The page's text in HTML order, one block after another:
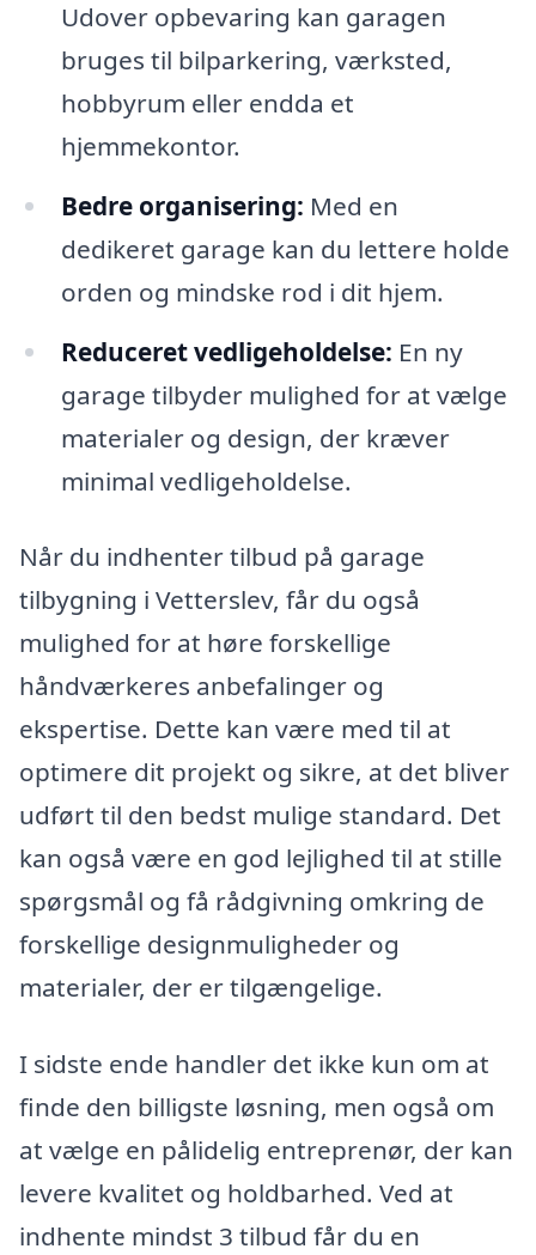
Udover opbevaring kan garagen
bruges til bilparkering, værksted,
hobbyrum eller endda et
hjemmekontor.
Bedre organisering: Med en
dedikeret garage kan du lettere holde
orden og mindske rod i dit hjem.
Reduceret vedligeholdelse: En ny
garage tilbyder mulighed for at vælge
materialer og design, der kræver
minimal vedligeholdelse.
Når du indhenter tilbud på garage
tilbygning i Vetterslev, får du også
mulighed for at høre forskellige
håndværkeres anbefalinger og
ekspertise. Dette kan være med til at
optimere dit projekt og sikre, at det bliver
udført til den bedst mulige standard. Det
kan også være en god lejlighed til at stille
spørgsmål og få rådgivning omkring de
forskellige designmuligheder og
materialer, der er tilgængelige.
I sidste ende handler det ikke kun om at
finde den billigste løsning, men også om
at vælge en pålidelig entreprenør, der kan
levere kvalitet og holdbarhed. Ved at
indhente mindst 3 tilbud får du en